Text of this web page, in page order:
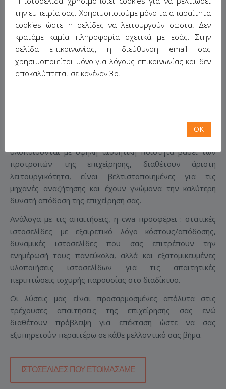
παραπέρα: Οι λύσεις μας εναρμονίζονται με τη
φιλοσοφία και πολιτική επικοινωνίας της επιχείρησης,
υλοποιούνται με υψηλή αισθητική ποιότητα βάσει των
προτροπών της επιχείρησης, διαθέτουν άριστη
λειτουργικότητα, είναι βελτιστοποιημένες για τις
μηχανές αναζήτησης και έχουν γνώμονα την καλύτερη
δυνατή απόδοση της επιχείρησή σας.
Ανάλογα με τις απαιτήσεις, η cwa προσφέρει : στατικές
ιστοσελίδες με εξαιρετικό λόγο κόστους/απόδοσης,
δυναμικές ιστοσελίδες που σας επιτρέπουν την
ενημέρωσή τους πανεύκολα, αλλά και εξατομικευμένες
υλοποιήσεις ιστοσελίδων για τις απαιτητικές
περιπτώσεις ισχυρής παρουσίας στο διαδίκτυο.
Οι λύσεις μας είναι προσαρμοσμένες απόλυτα στις
τρέχουσες απαιτήσεις της επιχείρησής σας ενώ
διαθέτουν πρόβλεψη για επέκταση ώστε να σας
εξυπηρετούν περαιτέρω σε κάθε μελλοντικό σας βήμα.
ΙΣΤΟΣΕΛΊΔΕΣ ΠΟΥ ΕΤΟΙΜΆΣΑΜΕ
την εμπειρία σας. Χρησιμοποιούμε μόνο τα απαραίτητα
cookies ώστε η σελίδες να λειτουργούν σωστα. Δεν
κρατάμε καμία πληροφορία σχετικά με εσάς. Στην
σελίδα επικοινωνίας, η διεύθυνση email σας
χρησιμοποιείται μόνο για λόγους επικοινωνίας και δεν
αποκαλύπτεται σε κανέναν 3ο.
OK